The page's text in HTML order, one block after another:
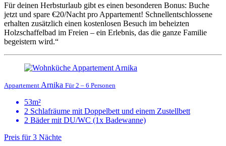
Für deinen Herbsturlaub gibt es einen besonderen Bonus: Buche
jetzt und spare €20/Nacht pro Appartement! Schnellentschlossene
erhalten zusätzlich einen kostenlosen Besuch im beheizten
Holzschaffelbad im Freien – ein Erlebnis, das die ganze Familie
begeistern wird.“
Appartement Arnika Für 2 – 6 Personen
53m²
2 Schlafräume mit Doppelbett und einem Zustellbett
2 Bäder mit DU/WC (1x Badewanne)
Preis für 3 Nächte